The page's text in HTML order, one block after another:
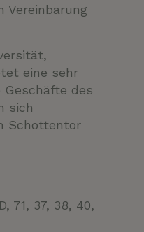
Vereinbarung
eine sehr
des
sich
Schottentor
71, 37, 38, 40,